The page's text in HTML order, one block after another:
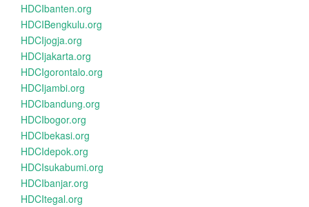
HDCIbanten.org
HDCIBengkulu.org
HDCIjogja.org
HDCIjakarta.org
HDCIgorontalo.org
HDCIjambi.org
HDCIbandung.org
HDCIbogor.org
HDCIbekasi.org
HDCIdepok.org
HDCIsukabumi.org
HDCIbanjar.org
HDCItegal.org